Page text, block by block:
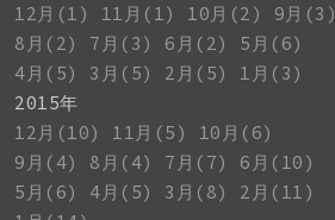
12月(1)
11月(1) 10月(2)
9月(3)
8月(2)
7月(3) 6月(2)
5月(6)
4月(5)
3月(5) 2月(5)
1月(3)
2015年
12月(10)
11月(5)
10月(6)
9月(4)
8月(4) 7月(7)
6月(10)
5月(6)
4月(5) 3月(8)
2月(11)